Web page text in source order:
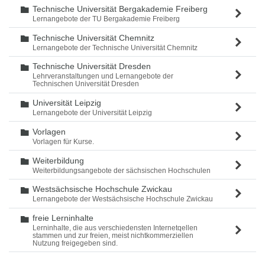
Ordner
Technische Universität Bergakademie Freiberg
Lernangebote der TU Bergakademie Freiberg
Ordner
Technische Universität Chemnitz
Lernangebote der Technische Universität Chemnitz
Ordner
Technische Universität Dresden
Lehrveranstaltungen und Lernangebote der
Technischen Universität Dresden
Ordner
Universität Leipzig
Lernangebote der Universität Leipzig
Ordner
Vorlagen
Vorlagen für Kurse.
Ordner
Weiterbildung
Weiterbildungsangebote der sächsischen Hochschulen
Ordner
Westsächsische Hochschule Zwickau
Lernangebote der Westsächsische Hochschule Zwickau
Ordner
freie Lerninhalte
Lerninhalte, die aus verschiedensten Internetqellen
stammen und zur freien, meist nichtkommerziellen
Nutzung freigegeben sind.